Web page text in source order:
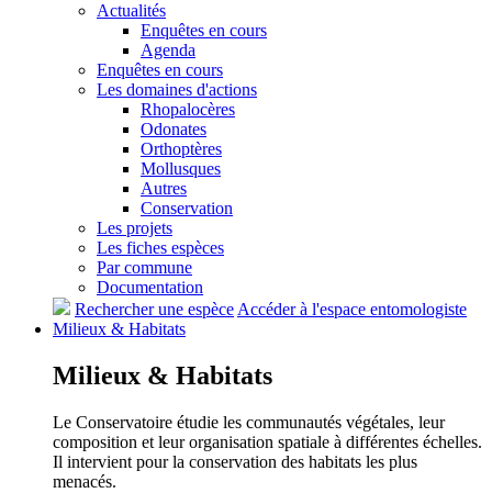
Actualités
Enquêtes en cours
Agenda
Enquêtes en cours
Les domaines d'actions
Rhopalocères
Odonates
Orthoptères
Mollusques
Autres
Conservation
Les projets
Les fiches espèces
Par commune
Documentation
Rechercher une espèce Accéder à l'espace entomologiste
Milieux & Habitats
Milieux & Habitats
Le Conservatoire étudie les communautés végétales, leur
composition et leur organisation spatiale à différentes échelles.
Il intervient pour la conservation des habitats les plus
menacés.